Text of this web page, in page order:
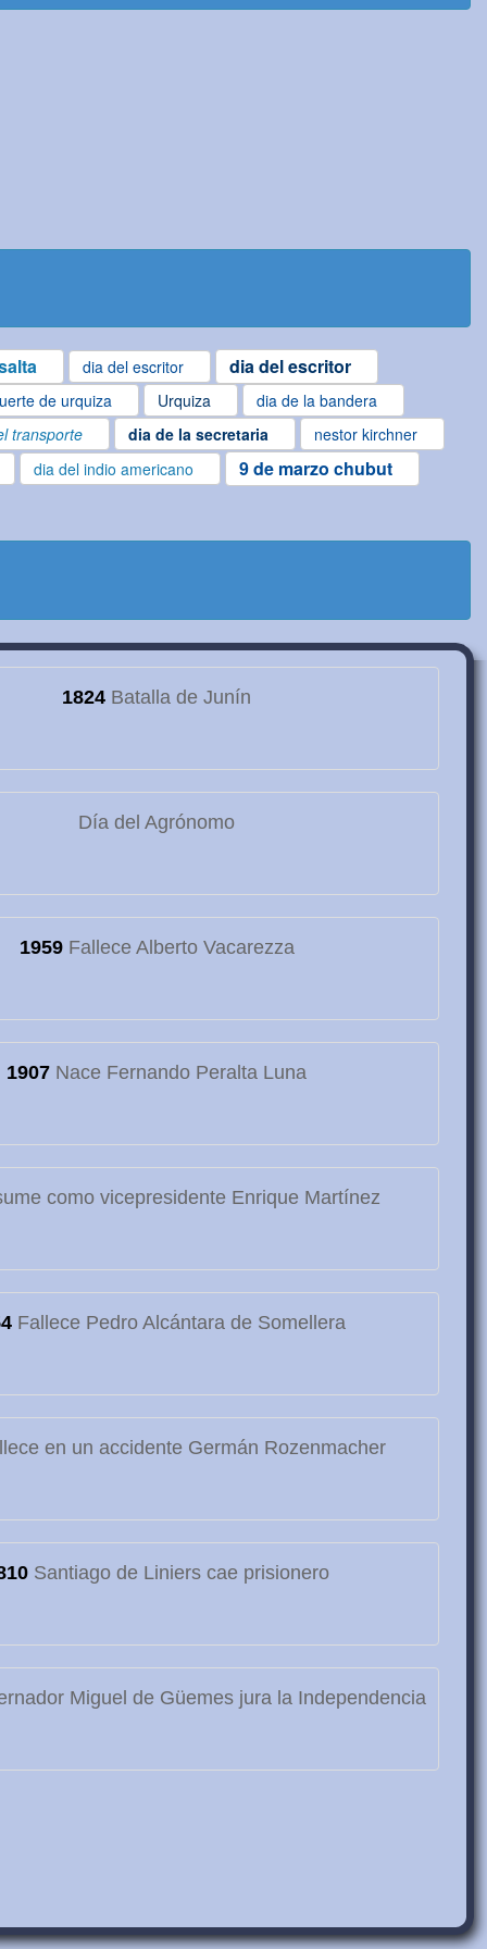
dia del escritor dia del escritor
de urquiza Urquiza
dia de la bandera
transporte dia de la secretaria
nestor kirchner
dia del indio americano 9 de marzo chubut
1824 Batalla de Junín
Día del Agrónomo
1959Fallece Alberto Vacarezza
1907 Nace Fernando Peralta Luna
como vicepresidente Enrique Martínez
Fallece Pedro Alcántara de Somellera
en un accidente Germán Rozenmacher
Santiago de Liniers cae prisionero
Miguel de Güemes jura la Independencia